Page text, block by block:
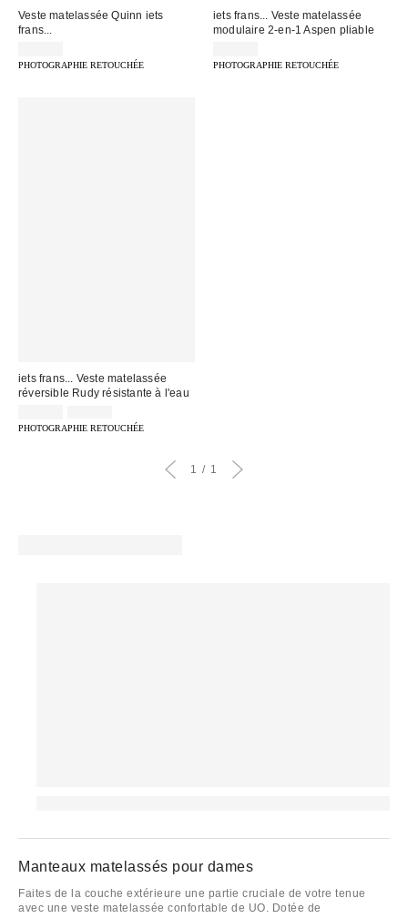
Veste matelassée Quinn iets
frans...
PHOTOGRAPHIE RETOUCHÉE
iets frans... Veste matelassée
modulaire 2-en-1 Aspen pliable
PHOTOGRAPHIE RETOUCHÉE
iets frans... Veste matelassée
réversible Rudy résistante à l'eau
remisé
d'origine
PHOTOGRAPHIE RETOUCHÉE
1 1
Manteaux matelassés pour dames
Faites de la couche extérieure une partie cruciale de votre tenue
avec une veste matelassée confortable de UO. Dotée de